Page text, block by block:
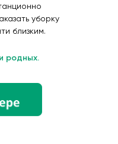
уборку
близким.
родных.